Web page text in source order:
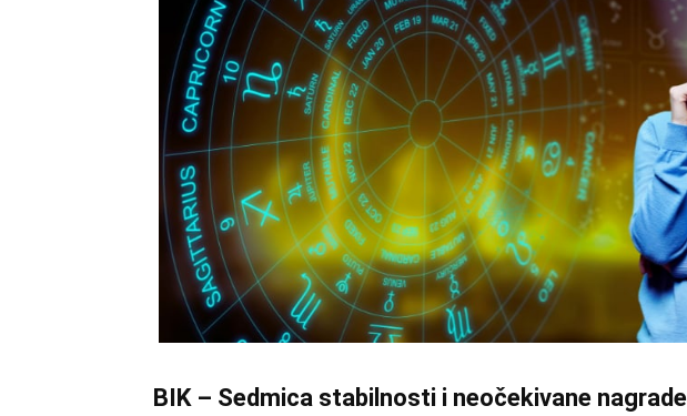
BIK – Sedmica stabilnosti i neočekivane nagrade